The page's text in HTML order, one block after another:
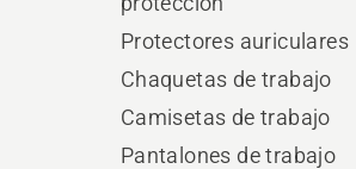
Protectores auriculares
Chaquetas de trabajo
Camisetas de trabajo
Pantalones de trabajo